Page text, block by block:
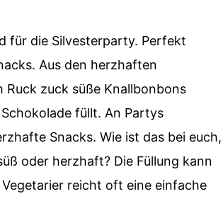
für die Silvesterparty. Perfekt
Aus den herzhaften
zuck süße Knallbonbons
füllt. An Partys
Snacks. Wie ist das bei euch,
oder herzhaft? Die Füllung kann
reicht oft eine einfache